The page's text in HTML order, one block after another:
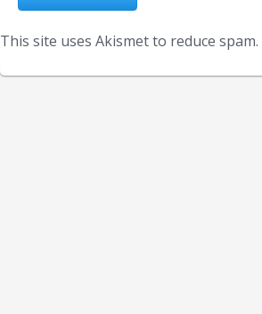
This site uses Akismet to reduce spam.